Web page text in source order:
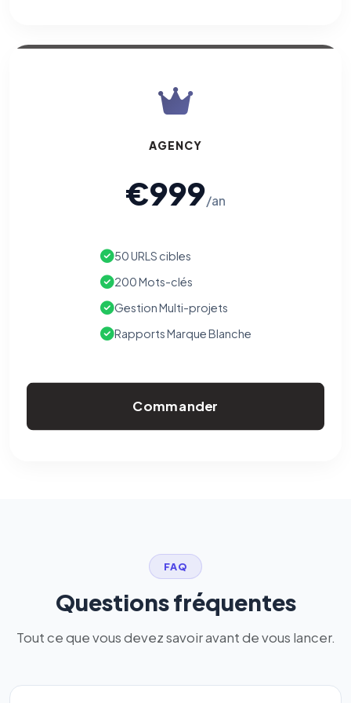
AGENCY
€999/an
50 URLS cibles
200 Mots-clés
Gestion Multi-projets
Rapports Marque Blanche
Commander
FAQ
Questions fréquentes
Tout ce que vous devez savoir avant de vous lancer.